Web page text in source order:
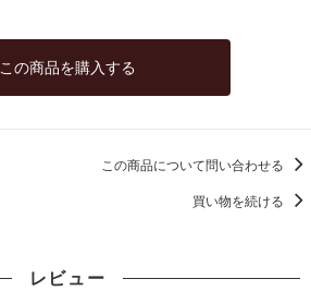
この商品を購入する
この商品について問い合わせる
買い物を続ける
レビュー